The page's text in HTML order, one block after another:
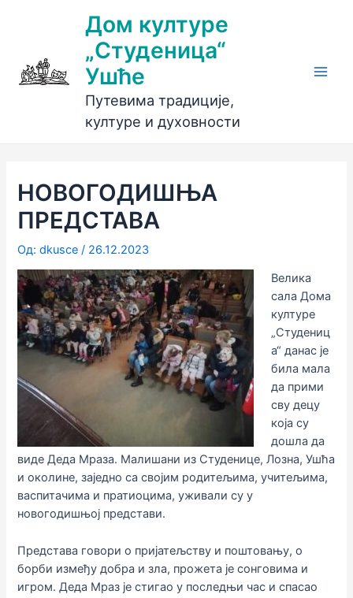
Дом културе
„Студеница“
Ушће
Путевима традиције,
културе и духовности
НОВОГОДИШЊА
ПРЕДСТАВА
Од: dkusce/ 26.12.2023
Велика
сала Дома
културе
„Студениц
а“ данас је
била мала
да прими
сву децу
која су
дошла да
виде Деда Мраза. Малишани из Студенице, Лозна, Ушћа
и околине, заједно са својим родитељима, учитељима,
васпитачима и пратиоцима, уживали су у
новогодишњој представи.
Представа говори о пријатељству и поштовању, о
борби између добра и зла, прожета је сонговима и
игром. Деда Мраз је стигао у последњи час и спасао